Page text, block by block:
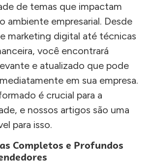
de temas que impactam
ambiente empresarial. Desde
marketing digital até técnicas
você encontrará
e atualizado que pode
em sua empresa.
é crucial para a
e nossos artigos são uma
para isso.
Completos e Profundos